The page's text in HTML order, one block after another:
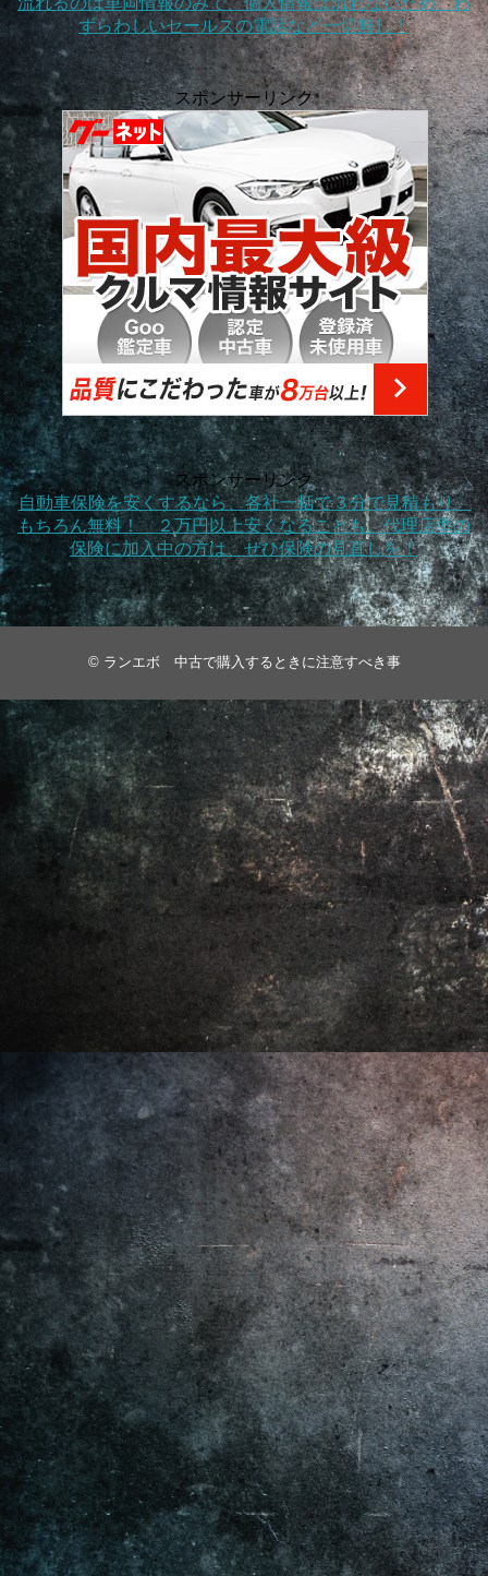
ずらわしいセールスの電話など一切無し！
スポンサーリンク
スポンサーリンク
自動車保険を安くするなら、各社一括で３分で見積もり。
もちろん無料！ ２万円以上安くなることも。代理店型の
保険に加入中の方は、ぜひ保険の見直しを！
© ランエボ 中古で購入するときに注意すべき事